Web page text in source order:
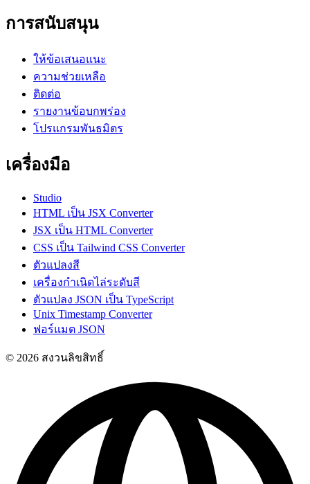
การสนับสนุน
ให้ข้อเสนอแนะ
ความช่วยเหลือ
ติดต่อ
รายงานข้อบกพร่อง
โปรแกรมพันธมิตร
เครื่องมือ
Studio
HTML เป็น JSX Converter
JSX เป็น HTML Converter
CSS เป็น Tailwind CSS Converter
ตัวแปลงสี
เครื่องกำเนิดไล่ระดับสี
ตัวแปลง JSON เป็น TypeScript
Unix Timestamp Converter
ฟอร์แมต JSON
© 2026 สงวนลิขสิทธิ์